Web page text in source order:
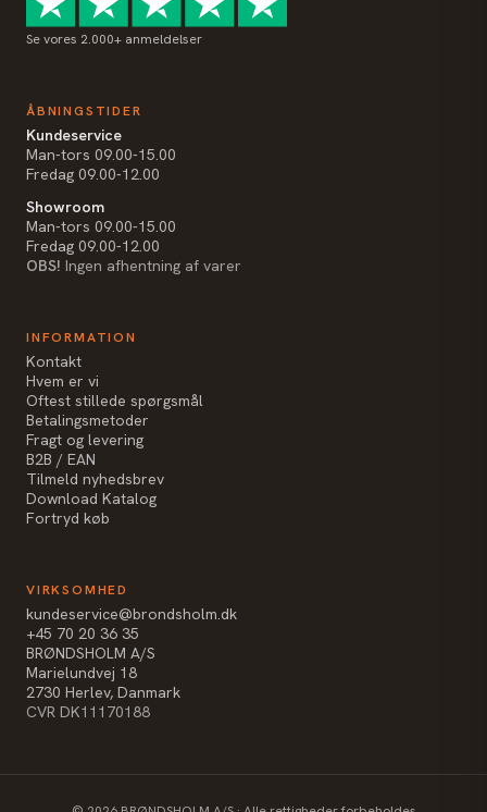
Se vores 2.000+ anmeldelser
ÅBNINGSTIDER
Kundeservice
Man-tors 09.00-15.00
Fredag 09.00-12.00
Showroom
Man-tors 09.00-15.00
Fredag 09.00-12.00
OBS! Ingen afhentning af varer
INFORMATION
Kontakt
Hvem er vi
Oftest stillede spørgsmål
Betalingsmetoder
Fragt og levering
B2B / EAN
Tilmeld nyhedsbrev
Download Katalog
Fortryd køb
VIRKSOMHED
kundeservice@brondsholm.dk
+45 70 20 36 35
BRØNDSHOLM A/S
Marielundvej 18
2730 Herlev, Danmark
CVR DK11170188